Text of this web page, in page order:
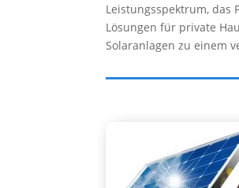
Leistungsspektrum, das
Lösungen für private
Solaranlagen zu einem